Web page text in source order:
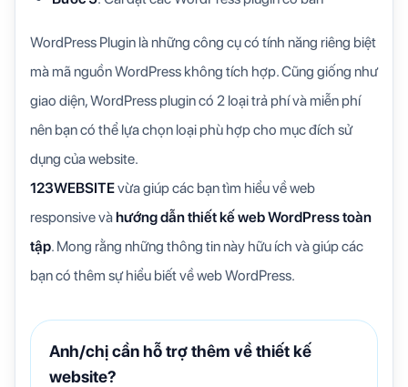
WordPress Plugin là những công cụ có tính năng riêng biệt
mà mã nguồn WordPress không tích hợp. Cũng giống như
giao diện, WordPress plugin có 2 loại trả phí và miễn phí
nên bạn có thể lựa chọn loại phù hợp cho mục đích sử
dụng của website.
123WEBSITEvừa giúp các bạn tìm hiểu về web
responsive vàhướng dẫn thiết kế web WordPress toàn
tập. Mong rằng những thông tin này hữu ích và giúp các
bạn có thêm sự hiểu biết về web WordPress.
Anh/chị cần hỗ trợ thêm về thiết kế
website?